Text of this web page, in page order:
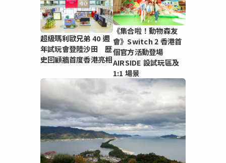
超級瑪利歐兄弟 40 週
年試玩會登陸沙田 歷
史回顧牆首度香港亮相
《集合啦！動物森友
會》Switch 2 香港首
個官方活動登場
AIRSIDE 設試玩區及
1:1 場景